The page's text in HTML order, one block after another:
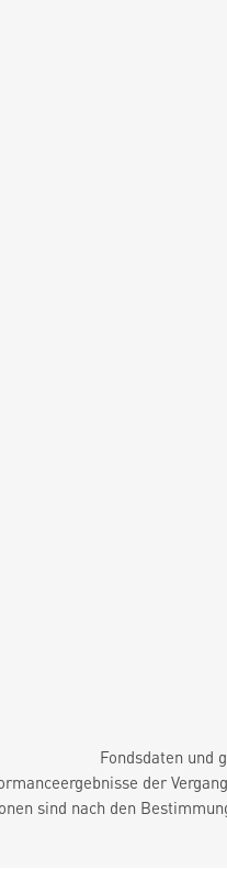
Fondsdaten und
der
sind nach den